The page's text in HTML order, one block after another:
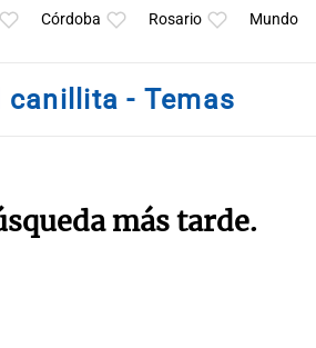
Córdoba Rosario Mundo
canillita - Temas
más tarde.